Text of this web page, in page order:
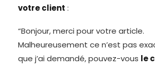
votre client :
“Bonjour, merci pour votre article.
Malheureusement ce n’est pas
que j’ai demandé, pouvez-vous le